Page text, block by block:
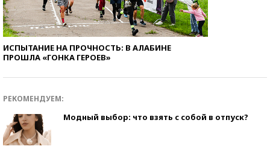
ИСПЫТАНИЕ НА ПРОЧНОСТЬ: В АЛАБИНЕ
ПРОШЛА «ГОНКА ГЕРОЕВ»
РЕКОМЕНДУЕМ:
Модный выбор: что взять с собой в отпуск?